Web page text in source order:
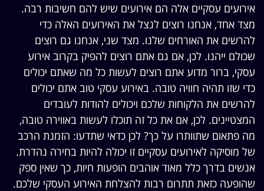
אירועים עסקיים אלה הם אירועים שיש להם חשיבות רבה.
מצד אחד, אנחנו רוצים לנצל את האירועים האלה כדי
להרשים את האורחים שלנו. מצד שני, אנחנו גם רוצים
שכולם ייהנו. לכן, אם גם אתם רוצים להפיק בקרוב אירוע
עסקי, ברור מדוע אתם רוצים לעשות כל מה שאתם יכולים
כדי שזו תהיה חוויה טובה. באירוע עסקי טוב אתם יכולים
להרשים את הלקוחות שלכם ויכולים להודות לעובדים
המצטיינים. לכן, אם את כל זה תוכלו לעשות באווירה טובה,
מה פתאום שתוותרו על כך? לכן כדאי שתדעו: הזמנת הרכב
של מוסיקה לאירועים עסקיים זו יכולה להיות בחירה נהדרת.
אנשים בדרך כלל מאוד אוהבים הופעות חיות, כך שאין ספק
שהופעה כזאת תתרום רבות להצלחת האירוע העסקי שלכם.